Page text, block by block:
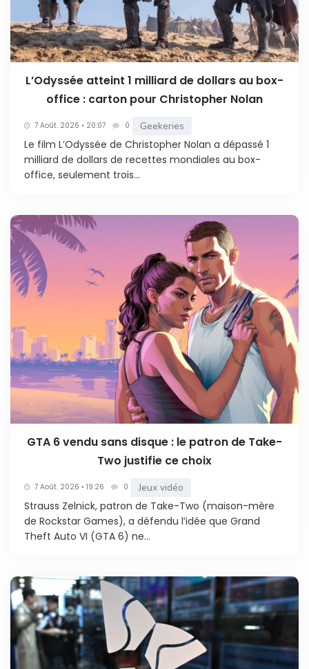
L’Odyssée atteint 1 milliard de dollars au box-
office : carton pour Christopher Nolan
7 Août. 2026 • 20:07 0 Geekeries
Le film L’Odyssée de Christopher Nolan a dépassé 1
milliard de dollars de recettes mondiales au box-
office, seulement trois...
GTA 6 vendu sans disque : le patron de Take-
Two justifie ce choix
7 Août. 2026 • 19:26 0 Jeux vidéo
Strauss Zelnick, patron de Take-Two (maison-mère
de Rockstar Games), a défendu l’idée que Grand
Theft Auto VI (GTA 6) ne...